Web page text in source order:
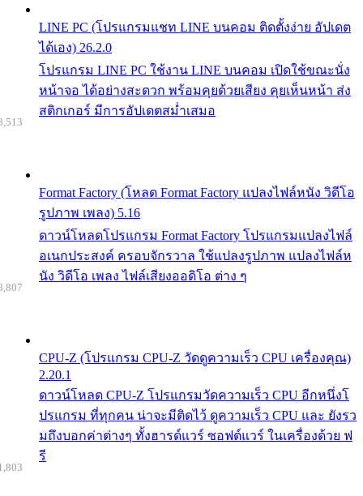
LINE PC (โปรแกรมแชท LINE บนคอม ติดตั้งง่าย อัปเดต
ได้เอง) 26.2.0
โปรแกรม LINE PC ใช้งาน LINE บนคอม เปิดใช้ขณะนั่ง
หน้าจอ ได้อย่างสะดวก พร้อมคุยด้วยเสียง คุยเห็นหน้า ส่ง
สติกเกอร์ มีการอัปเดตสม่ำเสมอ
Format Factory (โหลด Format Factory แปลงไฟล์หนัง วิดีโอ
รูปภาพ เพลง) 5.16
ดาวน์โหลดโปรแกรม Format Factory โปรแกรมแปลงไฟล์
อเนกประสงค์ ครอบจักรวาล ใช้แปลงรูปภาพ แปลงไฟล์ห
นัง วิดีโอ เพลง ไฟล์เสียงออดิโอ ต่าง ๆ
CPU-Z (โปรแกรม CPU-Z วัดดูความเร็ว CPU เครื่องคุณ)
2.20.1
ดาวน์โหลด CPU-Z โปรแกรมวัดความเร็ว CPU อีกหนึ่งโ
ปรแกรม ที่ทุกคน น่าจะมีติดไว้ ดูความเร็ว CPU และ ยังรว
มถึงบอกค่าต่างๆ ทั้งฮารด์แวร์ ซอฟต์แวร์ ในเครื่องด้วย ฟ
รี